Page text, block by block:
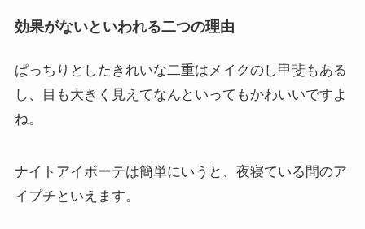
効果がないといわれる二つの理由
ぱっちりとしたきれいな二重はメイクのし甲斐もある
し、目も大きく見えてなんといってもかわいいですよ
ね。
ナイトアイボーテは簡単にいうと、夜寝ている間のア
イプチといえます。